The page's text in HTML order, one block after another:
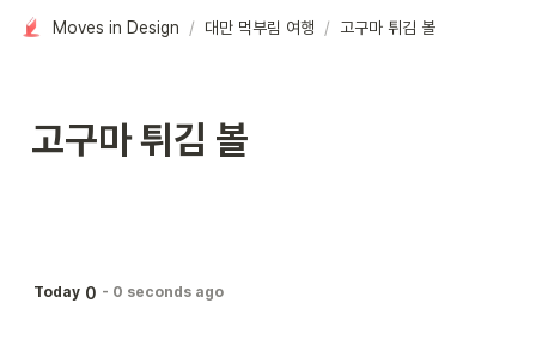
Moves in Design / 대만 먹부림 여행 / 고구마 튀김 볼
고구마 튀김 볼
Today 0 - 0 seconds ago